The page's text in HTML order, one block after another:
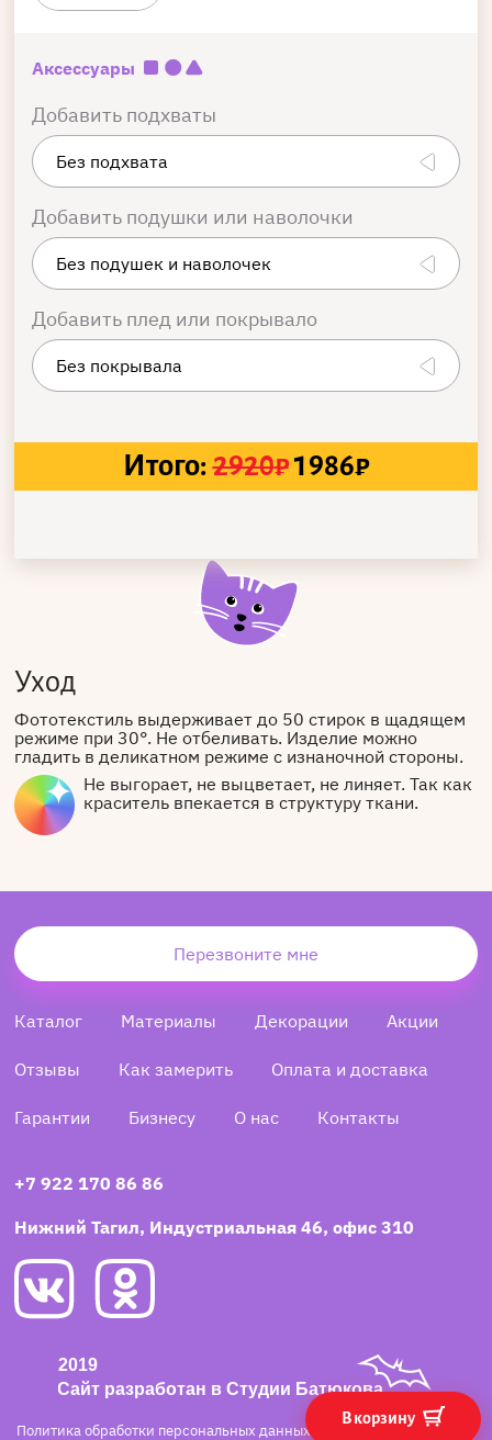
Аксессуары
Добавить подхваты
Добавить подушки или наволочки
Добавить плед или покрывало
Итого: 2920₽1986₽
В корзину
Уход
Фототекстиль выдерживает до 50 стирок в щадящем
режиме при 30°. Не отбеливать. Изделие можно
гладить в деликатном режиме с изнаночной стороны.
Не выгорает, не выцветает, не линяет. Так как
краситель впекается в структуру ткани.
Перезвоните мне
Каталог Материалы Декорации Акции
Отзывы Как замерить Оплата и доставка
Гарантии Бизнесу О нас Контакты
+7 922 170 86 86
Нижний Тагил, Индустриальная 46, офис 310
Политика обработки персональных данных Согласие на обработку